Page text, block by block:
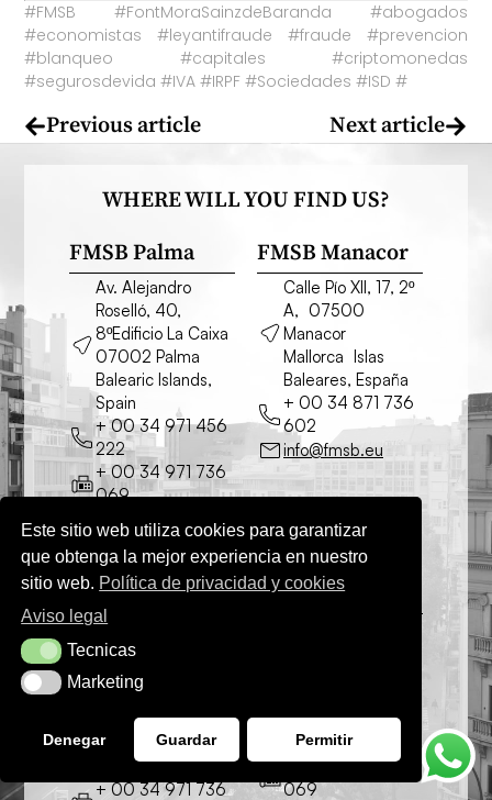
#FMSB #FontMoraSainzdeBaranda #abogados
#economistas #leyantifraude #fraude #prevencion
#blanqueo #capitales #criptomonedas
#segurosdevida #IVA #IRPF #Sociedades #ISD #
Previous article Next article
WHERE WILL YOU FIND US?
FMSB Palma
Av. Alejandro
Roselló, 40,
8ºEdificio La Caixa
07002 Palma
Balearic Islands,
Spain
+ 00 34 971 456
222
+ 00 34 971 736
069
info@fmsb.eu
FMSB Manacor
Calle Pío XII, 17, 2º
A, 07500
Manacor
Mallorca Islas
Baleares, España
+ 00 34 871 736
602
info@fmsb.eu
FMSB Arenal
Asdrubal, 7 bjs.,
Puerta 3 (Esq.
Trasimé), 07600
Palma Islas
Baleares, España
+ 00 34 971 745
+ 00 34 971 736
FMSB Ibiza
+ 00 34 971 456
222
+ 00 34 971 736
069
Este sitio web utiliza cookies para garantizar
que obtenga la mejor experiencia en nuestro
sitio web. Política de privacidad y cookies
Aviso legal
TecnicasTecnicas
MarketingMarketing
Denegar Guardar Permitir